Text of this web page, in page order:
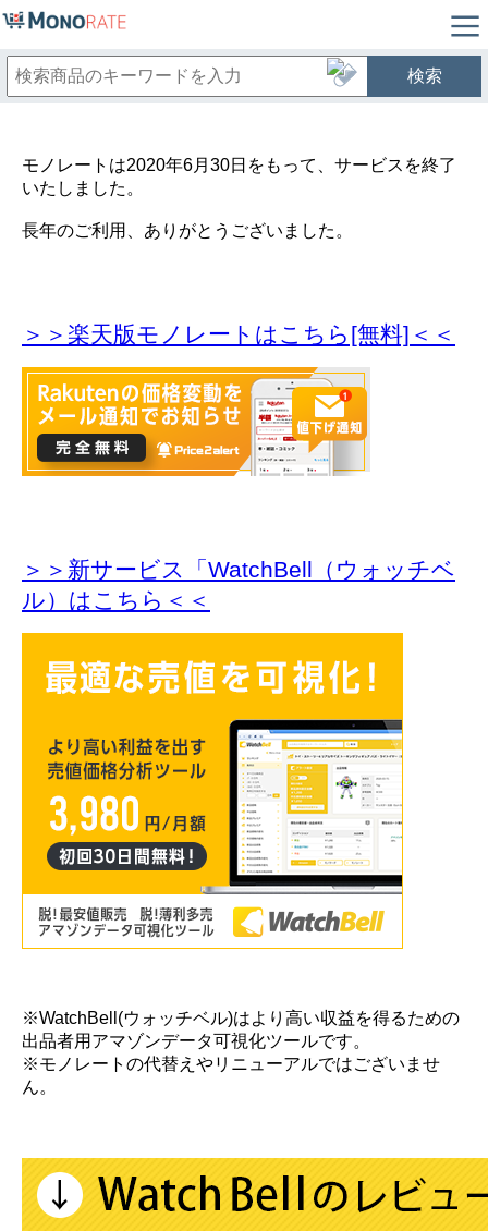
検索
モノレートは2020年6月30日をもって、サービスを終了
いたしました。
長年のご利用、ありがとうございました。
＞＞楽天版モノレートはこちら[無料]＜＜
＞＞新サービス「WatchBell（ウォッチベ
ル）はこちら＜＜
※WatchBell(ウォッチベル)はより高い収益を得るための
出品者用アマゾンデータ可視化ツールです。
※モノレートの代替えやリニューアルではございませ
ん。